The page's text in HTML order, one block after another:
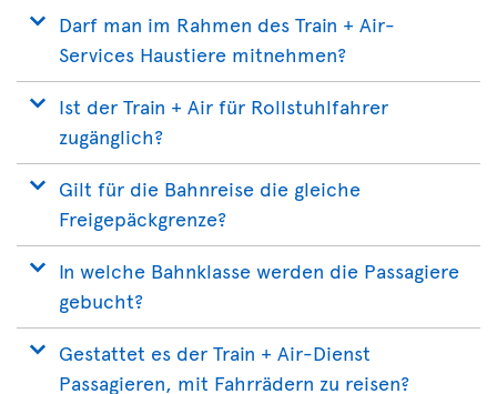
Darf man im Rahmen des Train + Air-
Services Haustiere mitnehmen?
Ist der Train + Air für Rollstuhlfahrer
zugänglich?
Gilt für die Bahnreise die gleiche
Freigepäckgrenze?
In welche Bahnklasse werden die Passagiere
gebucht?
Gestattet es der Train + Air-Dienst
Passagieren, mit Fahrrädern zu reisen?